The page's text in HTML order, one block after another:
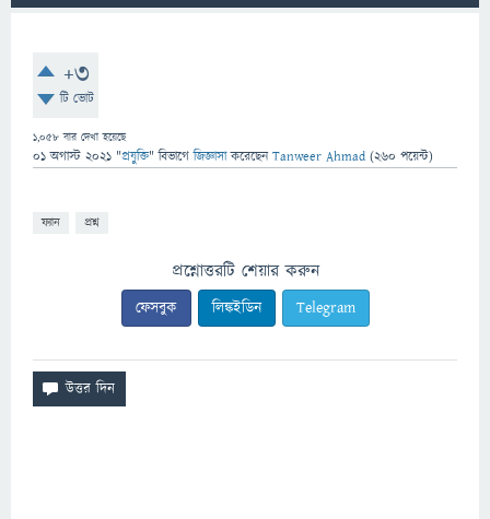
+3
টি ভোট
1,058 বার দেখা হয়েছে
01 অগাস্ট 2021 "প্রযুক্তি" বিভাগে জিজ্ঞাসাকরেছেনTanweer Ahmad (260 পয়েন্ট)
ফ্যান প্রশ্ন
প্রশ্নোত্তরটি শেয়ার করুন
ফেসবুক লিঙ্কইডিন Telegram